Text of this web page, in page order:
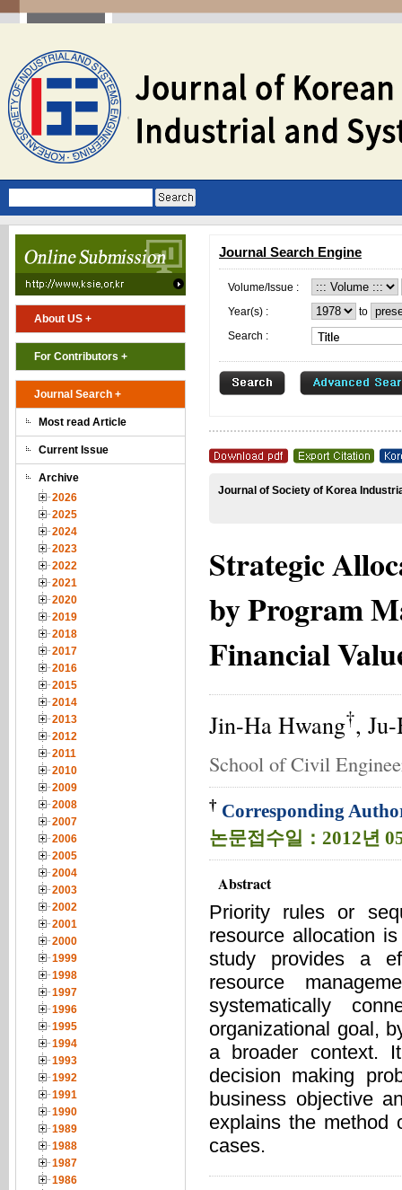
About US +
For Contributors +
Journal Search +
Most read Article
Current Issue
Archive
2026
2025
2024
2023
2022
2021
2020
2019
2018
2017
2016
2015
2014
2013
2012
2011
2010
2009
2008
2007
2006
2005
2004
2003
2002
2001
2000
1999
1998
1997
1996
1995
1994
1993
1992
1991
1990
1989
1988
1987
1986
Journal Search Engine
Volume/Issue :
Year(s) :
to
Search :
Journal of Society of Korea
Strategic
by Program
Financial
Jin-Ha Hwang†,
School of Civil
† Corresponding
논문접수일：2012년
Abstract
Priority rules or
resource allocation
study provides a
resource
systematically
organizational goal,
a broader context.
decision making
business objective
explains the method
cases.